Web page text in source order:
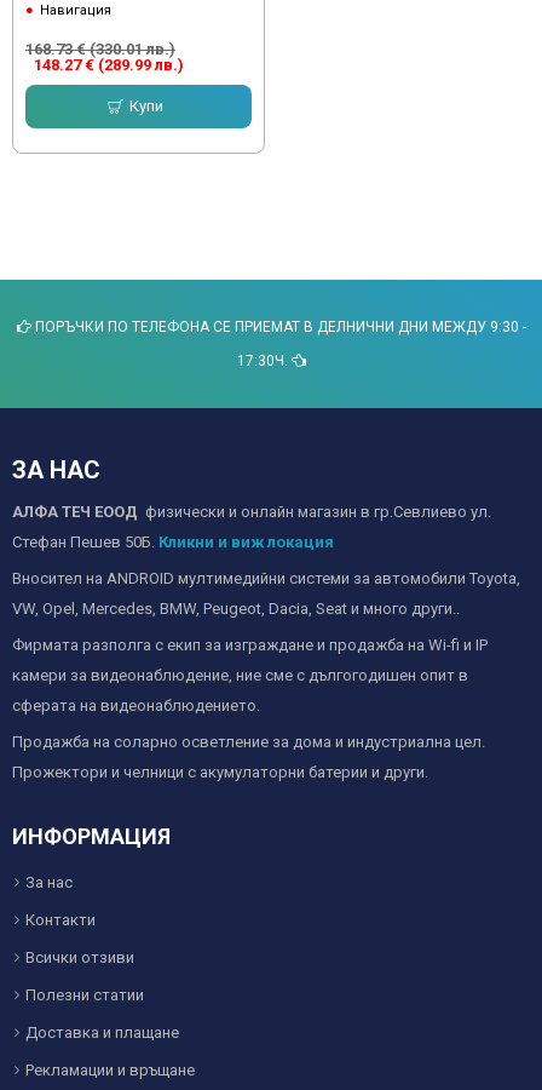
Навигация
148.27 € (289.99 лв.)
168.73 € (330.01 лв.)
Купи
ПОРЪЧКИ ПО ТЕЛЕФОНА СЕ ПРИЕМАТ В ДЕЛНИЧНИ ДНИ МЕЖДУ 9:30 -
17:30Ч.
ЗА НАС
АЛФА ТЕЧ ЕООД физически и онлайн магазин в гр.Севлиево ул.
Стефан Пешев 50Б. Кликни и виж локация
Вносител на ANDROID мултимедийни системи за автомобили Toyota,
VW, Opel, Mercedes, BMW, Peugeot, Dacia, Seat и много други..
Фирмата разполга с екип за изграждане и продажба на Wi-fi и IP
камери за видеонаблюдение, ние сме с дългогодишен опит в
сферата на видеонаблюдението.
Продажба на соларно осветление за дома и индустриална цел.
Прожектори и челници с акумулаторни батерии и други.
ИНФОРМАЦИЯ
За нас
Контакти
Всички отзиви
Полезни статии
Доставка и плащане
Рекламации и връщане